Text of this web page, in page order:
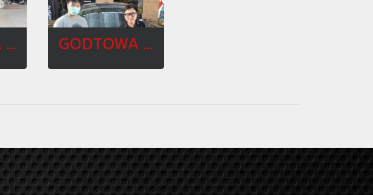
GODTOWA FAMILY SEP 20 GODTOWA FAMILY OCT 20